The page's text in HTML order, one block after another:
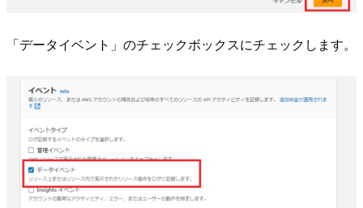
「データイベント」のチェックボックスにチェックします。